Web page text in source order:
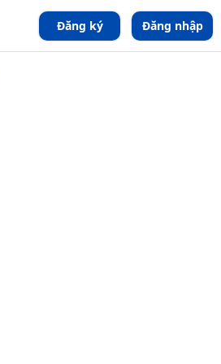
Đăng ký Đăng nhập